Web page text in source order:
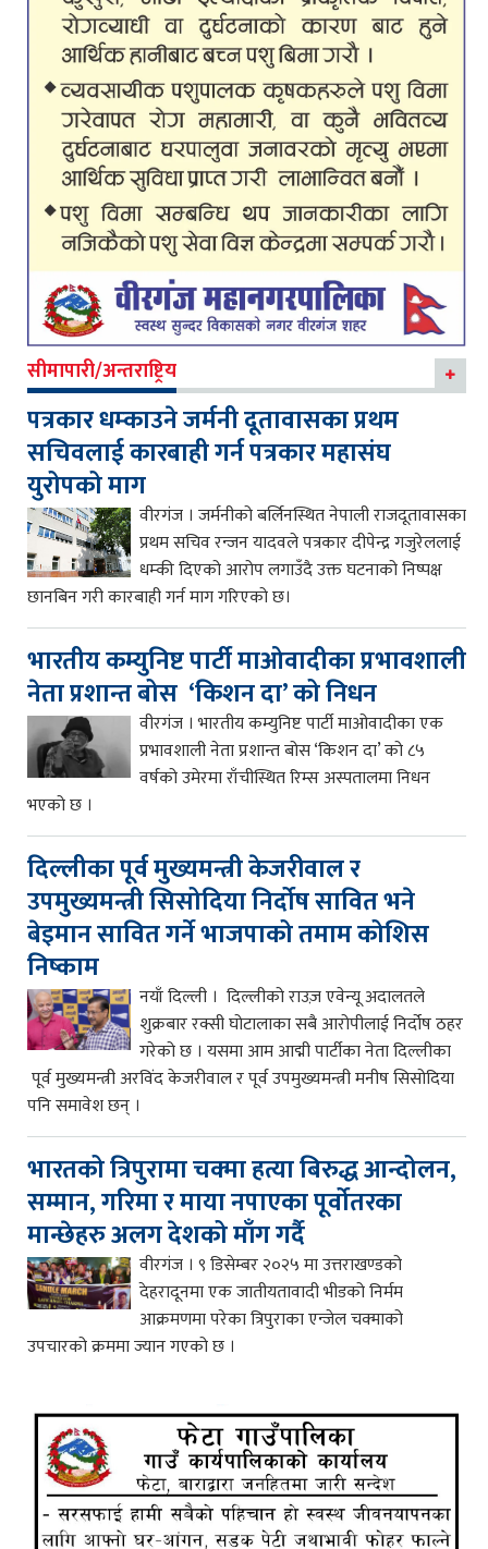
सीमापारी/अन्तराष्ट्रिय
पत्रकार धम्काउने जर्मनी दूतावासका प्रथम
सचिवलाई कारबाही गर्न पत्रकार महासंघ
युरोपको माग
वीरगंज । जर्मनीको बर्लिनस्थित नेपाली राजदूतावासका
प्रथम सचिव रन्जन यादवले पत्रकार दीपेन्द्र गजुरेललाई
धम्की दिएको आरोप लगाउँदै उक्त घटनाको निष्पक्ष
छानबिन गरी कारबाही गर्न माग गरिएको छ।
भारतीय कम्युनिष्ट पार्टी माओवादीका प्रभावशाली
नेता प्रशान्त बोस ‘किशन दा’ को निधन
वीरगंज । भारतीय कम्युनिष्ट पार्टी माओवादीका एक
प्रभावशाली नेता प्रशान्त बोस ‘किशन दा’ को ८५
वर्षको उमेरमा राँचीस्थित रिम्स अस्पतालमा निधन
भएको छ ।
दिल्लीका पूर्व मुख्यमन्त्री केजरीवाल र
उपमुख्यमन्त्री सिसोदिया निर्दोष सावित भने
बेइमान सावित गर्ने भाजपाको तमाम कोशिस
निष्काम
नयाँ दिल्ली । दिल्लीको राउज़ एवेन्यू अदालतले
शुक्रबार रक्सी घोटालाका सबै आरोपीलाई निर्दोष ठहर
गरेको छ । यसमा आम आद्मी पार्टीका नेता दिल्लीका
पूर्व मुख्यमन्त्री अरविंद केजरीवाल र पूर्व उपमुख्यमन्त्री मनीष सिसोदिया
पनि समावेश छन् ।
भारतको त्रिपुरामा चक्मा हत्या बिरुद्ध आन्दोलन,
सम्मान, गरिमा र माया नपाएका पूर्वोतरका
मान्छेहरु अलग देशको माँग गर्दै
वीरगंज । ९ डिसेम्बर २०२५ मा उत्तराखण्डको
देहरादूनमा एक जातीयतावादी भीडको निर्मम
आक्रमणमा परेका त्रिपुराका एन्जेल चक्माको
उपचारको क्रममा ज्यान गएको छ ।